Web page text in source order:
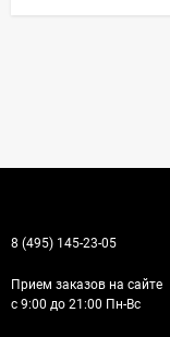
8 (495) 145-23-05
Прием заказов на сайте
с 9:00 до 21:00 Пн-Вс